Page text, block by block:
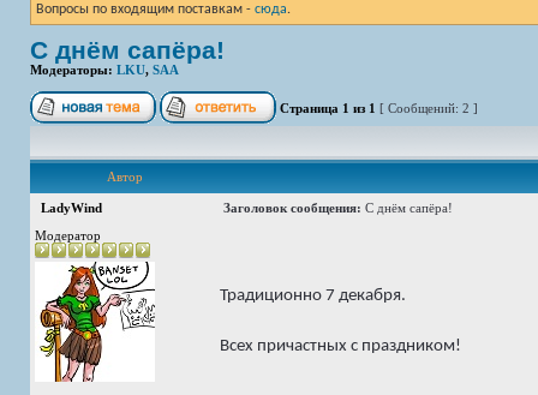
Вопросы по входящим поставкам - сюда.
С днём сапёра!
Модераторы: LKU, SAA
Страница 1 из 1 [ Сообщений: 2 ]
Автор
LadyWind Заголовок сообщения: С днём сапёра!
Модератор
Традиционно 7 декабря.
Всех причастных с праздником!